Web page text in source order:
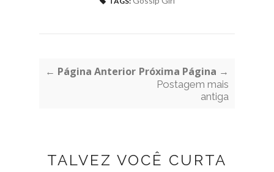
← Página Anterior Próxima Página →
Postagem mais
antiga
TALVEZ VOCÊ CURTA